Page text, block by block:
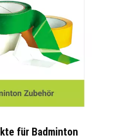
für Badminton